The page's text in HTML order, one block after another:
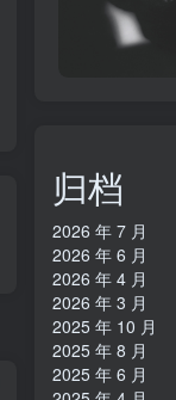
归档
2026 年 7 月
2026 年 6 月
2026 年 4 月
2026 年 3 月
2025 年 10 月
2025 年 8 月
2025 年 6 月